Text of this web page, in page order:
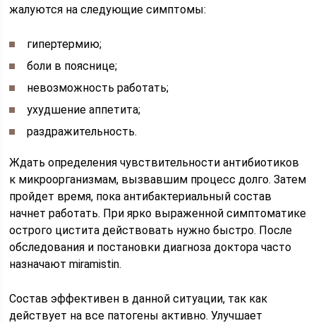
жалуются на следующие симптомы:
гипертермию;
боли в пояснице;
невозможность работать;
ухудшение аппетита;
раздражительность.
Ждать определения чувствительности антибиотиков
к микроорганизмам, вызвавшим процесс долго. Затем
пройдет время, пока антибактериальный состав
начнет работать. При ярко выраженной симптоматике
острого цистита действовать нужно быстро. После
обследования и постановки диагноза доктора часто
назначают miramistin.
Состав эффективен в данной ситуации, так как
действует на все патогены активно. Улучшает